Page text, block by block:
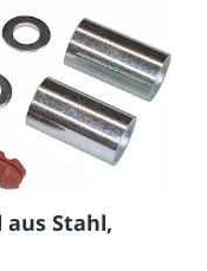
Stahl,